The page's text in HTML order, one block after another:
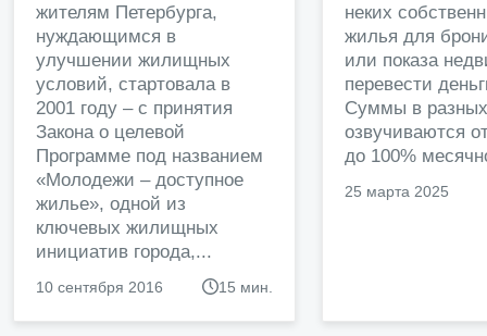
жителям Петербурга,
нуждающимся в
улучшении жилищных
условий, стартовала в
2001 году – с принятия
Закона о целевой
Программе под названием
«Молодежи – доступное
жилье», одной из
ключевых жилищных
инициатив города,...
10 сентября 2016 15 мин.
неких
жилья для
или показа
перевести
Суммы в
озвучиваются
до 100%
25 марта 2025